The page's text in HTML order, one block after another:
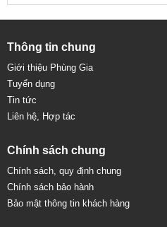
Thông tin chung
Giới thiệu Phùng Gia
Tuyển dụng
Tin tức
Liên hệ, Hợp tác
Chính sách chung
Chính sách, quy định chung
Chính sách bảo hành
Bảo mật thông tin khách hàng